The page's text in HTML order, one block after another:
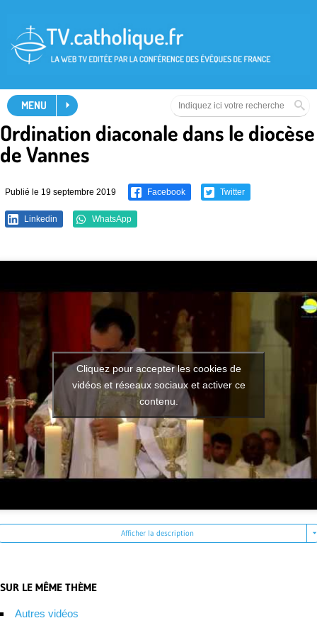
MENU
Ordination diaconale dans le diocèse
de Vannes
Publié le 19 septembre 2019 Facebook Twitter
Linkedin WhatsApp
Cliquez pour accepter les cookies de
vidéos et réseaux sociaux et activer ce
contenu.
Afficher la description
SUR LE MÊME THÈME
Autres vidéos